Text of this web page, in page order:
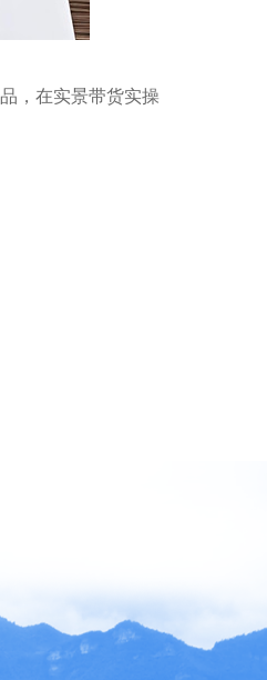
，在实景带货实操